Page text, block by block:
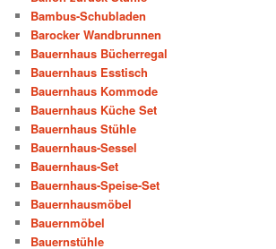
Bambus-Schubladen
Barocker Wandbrunnen
Bauernhaus Bücherregal
Bauernhaus Esstisch
Bauernhaus Kommode
Bauernhaus Küche Set
Bauernhaus Stühle
Bauernhaus-Sessel
Bauernhaus-Set
Bauernhaus-Speise-Set
Bauernhausmöbel
Bauernmöbel
Bauernstühle